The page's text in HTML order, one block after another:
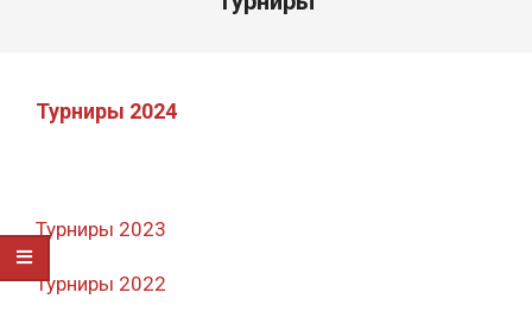
Турниры 2024
Турниры 2023
Турниры 2022